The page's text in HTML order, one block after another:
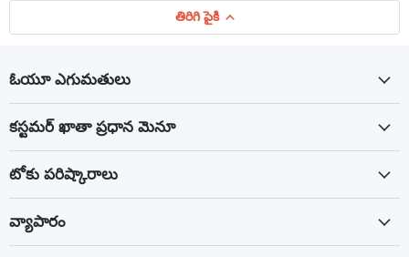
తిరిగి పైకి
ఓయూ ఎగుమతులు
కస్టమర్ ఖాతా ప్రధాన మెనూ
టోకు పరిష్కారాలు
వ్యాపారం